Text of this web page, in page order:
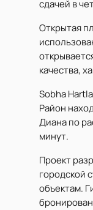
сдачей в
Открытая
качества,
Sobha
Район
Диана по
минут.
Проект
городской
объектам.